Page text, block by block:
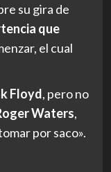
su gira de
que
el cual
Floyd, pero no
Waters,
por saco».